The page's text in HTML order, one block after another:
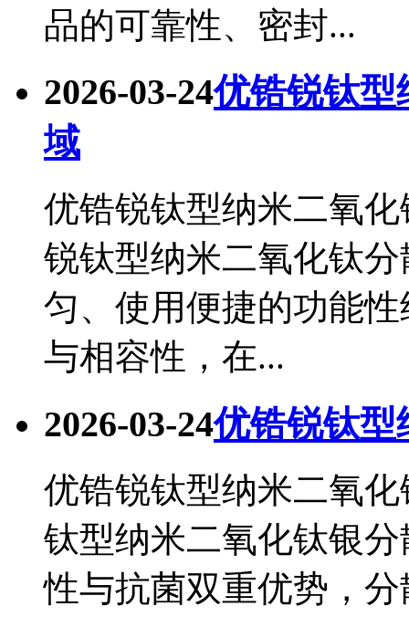
品的可靠性、密封...
2026-03-24优锆锐钛型
域
优锆锐钛型纳米二氧
锐钛型纳米二氧化钛
匀、使用便捷的功能
与相容性，在...
2026-03-24优锆锐钛型
优锆锐钛型纳米二氧
钛型纳米二氧化钛银
性与抗菌双重优势，